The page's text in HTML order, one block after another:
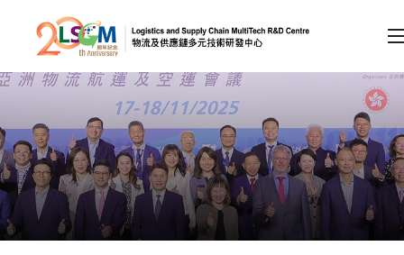
跳到内容（按回车键）
会员登录
A A EN 繁 简